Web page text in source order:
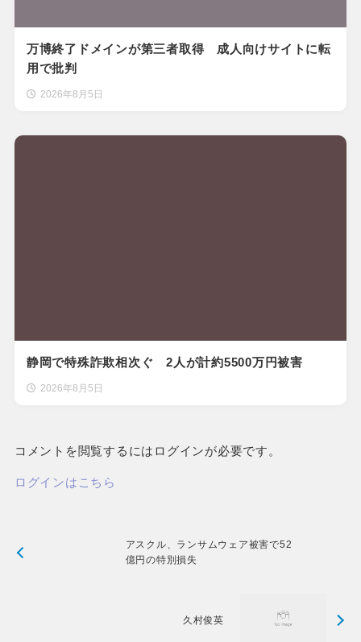
万博終了ドメインが第三者取得 成人向けサイトに転
用で批判
2026年8月5日
静岡で特殊詐欺相次ぐ 2人が計約5500万円被害
2026年8月5日
コメントを閲覧するにはログインが必要です。
ログインはこちら
アスクル、ランサムウェア被害で52
億円の特別損失
久村俊英